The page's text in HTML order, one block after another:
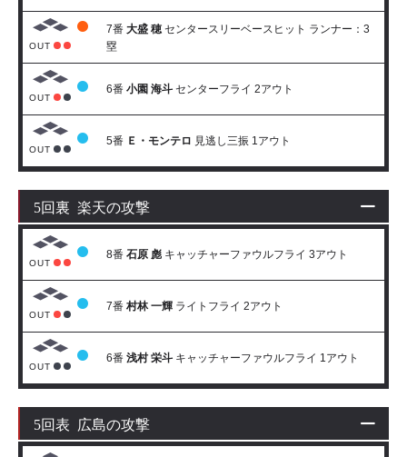
OUT
7番 大盛 穂 センタースリーベースヒット ランナー：3
塁
OUT
6番 小園 海斗 センターフライ 2アウト
OUT
5番 Ｅ・モンテロ 見逃し三振 1アウト
5回裏 楽天の攻撃
OUT
8番 石原 彪 キャッチャーファウルフライ 3アウト
OUT
7番 村林 一輝 ライトフライ 2アウト
OUT
6番 浅村 栄斗 キャッチャーファウルフライ 1アウト
5回表 広島の攻撃